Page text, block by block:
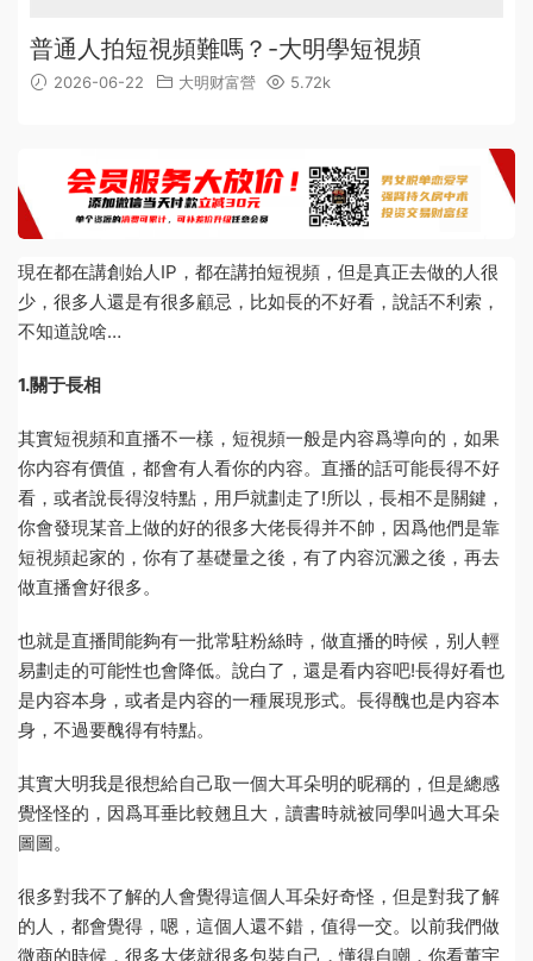
普通人拍短視頻難嗎？-大明學短視頻
2026-06-22 大明财富營 5.72k
現在都在講創始人IP，都在講拍短視頻，但是真正去做的人很
少，很多人還是有很多顧忌，比如長的不好看，說話不利索，
不知道說啥…
1.關于長相
其實短視頻和直播不一樣，短視頻一般是内容爲導向的，如果
你内容有價值，都會有人看你的内容。直播的話可能長得不好
看，或者說長得沒特點，用戶就劃走了!所以，長相不是關鍵，
你會發現某音上做的好的很多大佬長得并不帥，因爲他們是靠
短視頻起家的，你有了基礎量之後，有了内容沉澱之後，再去
做直播會好很多。
也就是直播間能夠有一批常駐粉絲時，做直播的時候，别人輕
易劃走的可能性也會降低。說白了，還是看内容吧!長得好看也
是内容本身，或者是内容的一種展現形式。長得醜也是内容本
身，不過要醜得有特點。
其實大明我是很想給自己取一個大耳朵明的昵稱的，但是總感
覺怪怪的，因爲耳垂比較翹且大，讀書時就被同學叫過大耳朵
圖圖。
很多對我不了解的人會覺得這個人耳朵好奇怪，但是對我了解
的人，都會覺得，嗯，這個人還不錯，值得一交。以前我們做
微商的時候，很多大佬就很多包裝自己，懂得自嘲，你看董宇